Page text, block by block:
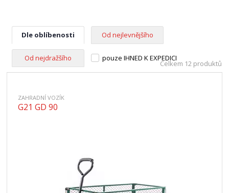
Dle oblíbenosti Od nejlevnějšího
Od nejdražšího pouze IHNED K EXPEDICI
Celkem 12 produktů
ZAHRADNÍ VOZÍK
G21 GD 90